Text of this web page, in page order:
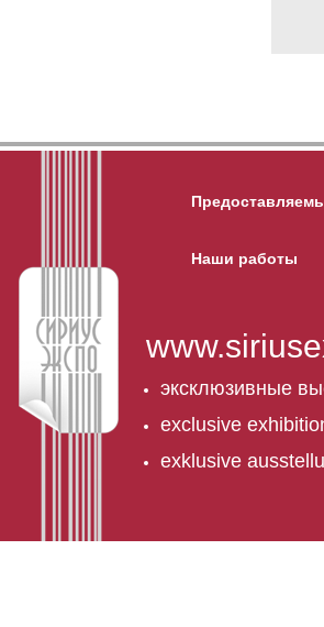
Наши работы
эксклюзивные
exclusive
exklusive